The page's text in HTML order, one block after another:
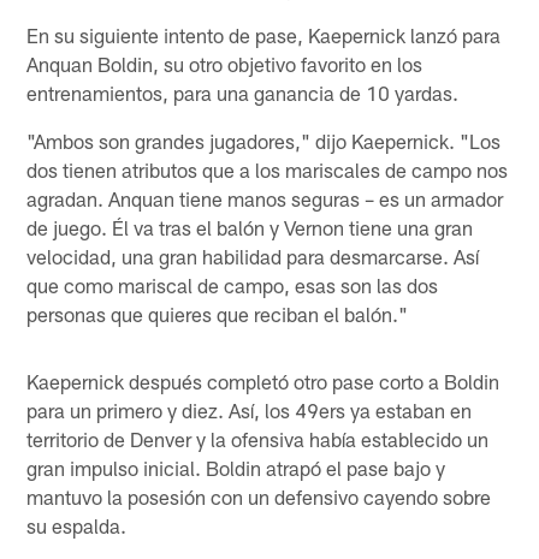
En su siguiente intento de pase, Kaepernick lanzó para
Anquan Boldin, su otro objetivo favorito en los
entrenamientos, para una ganancia de 10 yardas.
"Ambos son grandes jugadores," dijo Kaepernick. "Los
dos tienen atributos que a los mariscales de campo nos
agradan. Anquan tiene manos seguras – es un armador
de juego. Él va tras el balón y Vernon tiene una gran
velocidad, una gran habilidad para desmarcarse. Así
que como mariscal de campo, esas son las dos
personas que quieres que reciban el balón."
Kaepernick después completó otro pase corto a Boldin
para un primero y diez. Así, los 49ers ya estaban en
territorio de Denver y la ofensiva había establecido un
gran impulso inicial. Boldin atrapó el pase bajo y
mantuvo la posesión con un defensivo cayendo sobre
su espalda.